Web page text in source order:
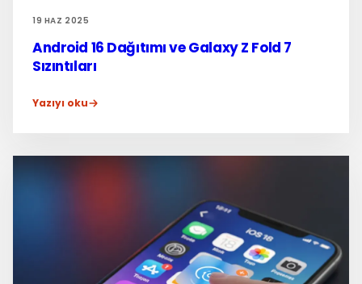
19 HAZ 2025
Android 16 Dağıtımı ve Galaxy Z Fold 7
Sızıntıları
Yazıyı oku